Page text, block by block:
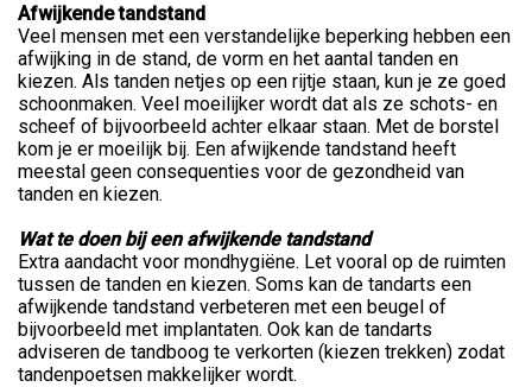
Afwijkende tandstand
Veel mensen met een verstandelijke beperking hebben een
afwijking in de stand, de vorm en het aantal tanden en
kiezen. Als tanden netjes op een rijtje staan, kun je ze goed
schoonmaken. Veel moeilijker wordt dat als ze schots- en
scheef of bijvoorbeeld achter elkaar staan. Met de borstel
kom je er moeilijk bij. Een afwijkende tandstand heeft
meestal geen consequenties voor de gezondheid van
tanden en kiezen.
Wat te doen bij een afwijkende tandstand
Extra aandacht voor mondhygiëne. Let vooral op de ruimten
tussen de tanden en kiezen. Soms kan de tandarts een
afwijkende tandstand verbeteren met een beugel of
bijvoorbeeld met implantaten. Ook kan de tandarts
adviseren de tandboog te verkorten (kiezen trekken) zodat
tandenpoetsen makkelijker wordt.